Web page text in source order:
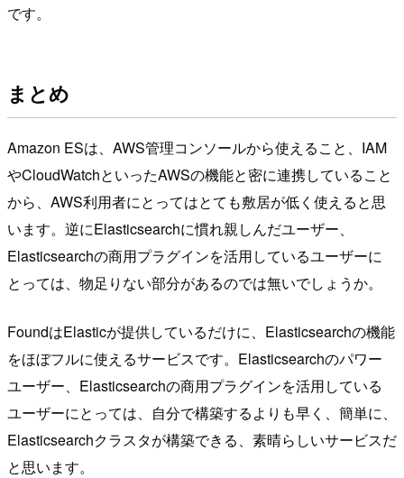
です。
まとめ
Amazon ESは、AWS管理コンソールから使えること、IAM
やCloudWatchといったAWSの機能と密に連携していること
から、AWS利用者にとってはとても敷居が低く使えると思
います。逆にElasticsearchに慣れ親しんだユーザー、
Elasticsearchの商用プラグインを活用しているユーザーに
とっては、物足りない部分があるのでは無いでしょうか。
FoundはElasticが提供しているだけに、Elasticsearchの機能
をほぼフルに使えるサービスです。Elasticsearchのパワー
ユーザー、Elasticsearchの商用プラグインを活用している
ユーザーにとっては、自分で構築するよりも早く、簡単に、
Elasticsearchクラスタが構築できる、素晴らしいサービスだ
と思います。